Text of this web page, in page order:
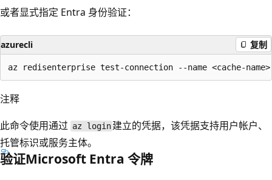
或者显式指定 Entra 身份验证：
azurecli 复制
注释
此命令使用通过 az login 建立的凭据，该凭据支持用户帐户、
托管标识或服务主体。
验证Microsoft Entra 令牌